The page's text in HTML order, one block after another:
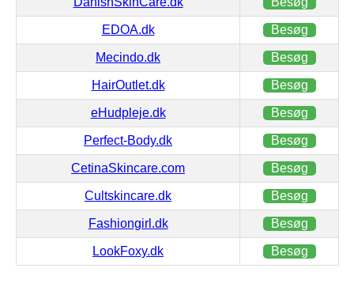
EDOA.dk Besøg
Mecindo.dk Besøg
HairOutlet.dk Besøg
eHudpleje.dk Besøg
Perfect-Body.dk Besøg
CetinaSkincare.com Besøg
Cultskincare.dk Besøg
Fashiongirl.dk Besøg
LookFoxy.dk Besøg